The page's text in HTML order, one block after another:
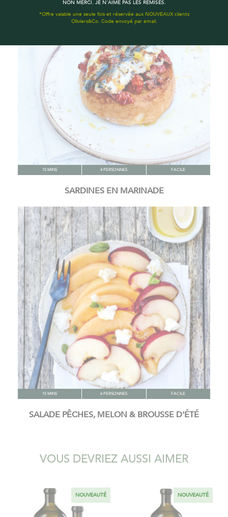
NON MERCI. JE N'AIME PAS LES REMISES.
*Offre valable une seule fois et réservée aux NOUVEAUX clients
Oliviers&Co. Code envoyé par email.
15 MINS 4 PERSONNES FACILE
SARDINES EN MARINADE
15 MINS 6 PERSONNES FACILE
SALADE PÊCHES, MELON & BROUSSE D'ÉTÉ
VOUS DEVRIEZ AUSSI AIMER
NOUVEAUTÉ NOUVEAUTÉ